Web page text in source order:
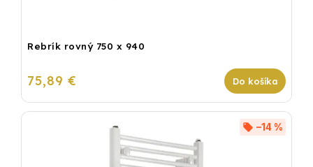
Rebrík rovný 750 x 940
75,89 € Do košíka
–14 %